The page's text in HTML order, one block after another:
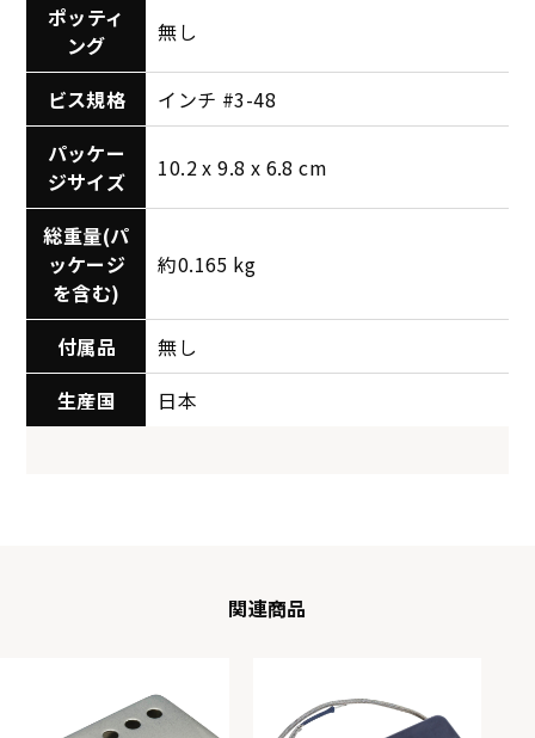
ポッティ
ング
無し
ビス規格
インチ #3-48
パッケー
ジサイズ
10.2 x 9.8 x 6.8 cm
総重量(パ
ッケージ
を含む)
約0.165 kg
付属品
無し
生産国
日本
関連商品